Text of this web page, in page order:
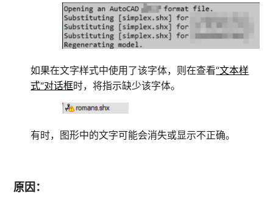
如果在文字样式中使用了该字体，则在查看“文本样
式”对话框时，将指示缺少该字体。
有时，图形中的文字可能会消失或显示不正确。
原因：